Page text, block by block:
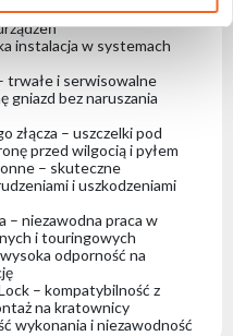
oraz zasilania
instalacja w systemach
trwałe i serwisowalne
gniazd bez naruszania
złącza – uszczelki pod
przed wilgocią i pyłem
– skuteczne
i uszkodzeniami
– niezawodna praca w
i touringowych
odporność na
– kompatybilność z
na kratownicy
wykonania i niezawodność